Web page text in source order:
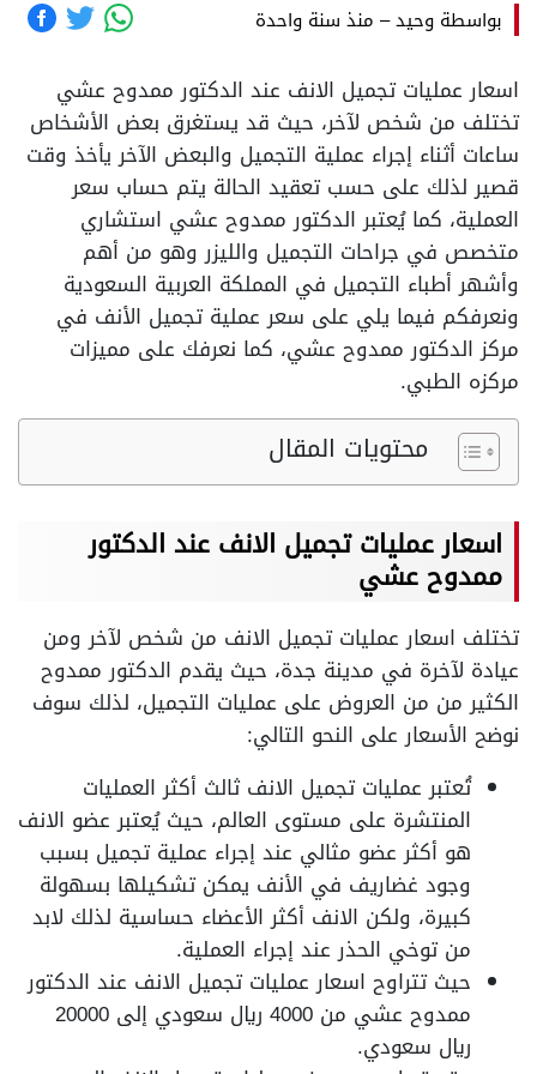
بواسطة وحيد– منذ سنة واحدة
اسعار عمليات تجميل الانف عند الدكتور ممدوح عشي
تختلف من شخص لآخر، حيث قد يستغرق بعض الأشخاص
ساعات أثناء إجراء عملية التجميل والبعض الآخر يأخذ وقت
قصير لذلك على حسب تعقيد الحالة يتم حساب سعر
العملية، كما يُعتبر الدكتور ممدوح عشي استشاري
متخصص في جراحات التجميل والليزر وهو من أهم
وأشهر أطباء التجميل في المملكة العربية السعودية
ونعرفكم فيما يلي على سعر عملية تجميل الأنف في
مركز الدكتور ممدوح عشي، كما نعرفك على مميزات
مركزه الطبي.
محتويات المقال
اسعار عمليات تجميل الانف عند الدكتور
ممدوح عشي
تختلف اسعار عمليات تجميل الانف من شخص لآخر ومن
عيادة لآخرة في مدينة جدة، حيث يقدم الدكتور ممدوح
الكثير من من العروض على عمليات التجميل، لذلك سوف
نوضح الأسعار على النحو التالي:
تُعتبر عمليات تجميل الانف ثالث أكثر العمليات
المنتشرة على مستوى العالم، حيث يُعتبر عضو الانف
هو أكثر عضو مثالي عند إجراء عملية تجميل بسبب
وجود غضاريف في الأنف يمكن تشكيلها بسهولة
كبيرة، ولكن الانف أكثر الأعضاء حساسية لذلك لابد
من توخي الحذر عند إجراء العملية.
حيث تتراوح اسعار عمليات تجميل الانف عند الدكتور
ممدوح عشي من 4000 ريال سعودي إلى 20000
ريال سعودي.